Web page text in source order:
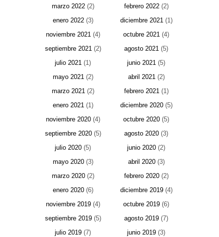
marzo 2022(2) febrero 2022(2)
enero 2022(3) diciembre 2021(1)
noviembre 2021(4) octubre 2021 (4)
septiembre 2021(2) agosto 2021 (5)
julio 2021 (1) junio 2021 (5)
mayo 2021(2) abril 2021(2)
marzo 2021(2) febrero 2021(1)
enero 2021(1) diciembre 2020(5)
noviembre 2020(4) octubre 2020 (5)
septiembre 2020(5) agosto 2020 (3)
julio 2020 (5) junio 2020 (2)
mayo 2020(3) abril 2020(3)
marzo 2020(2) febrero 2020(2)
enero 2020(6) diciembre 2019(4)
noviembre 2019(4) octubre 2019 (6)
septiembre 2019(5) agosto 2019 (7)
julio 2019 (7) junio 2019 (3)